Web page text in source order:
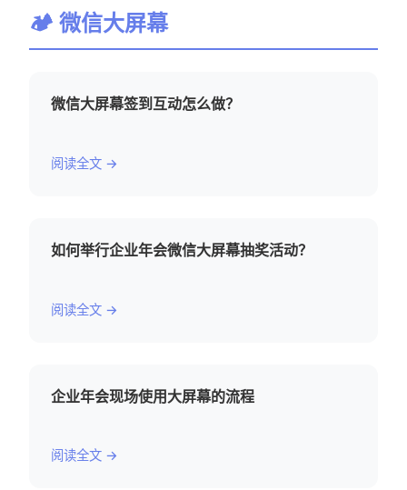
🏕 微信大屏幕
微信大屏幕签到互动怎么做？
阅读全文 →
如何举行企业年会微信大屏幕抽奖活动？
阅读全文 →
企业年会现场使用大屏幕的流程
阅读全文 →